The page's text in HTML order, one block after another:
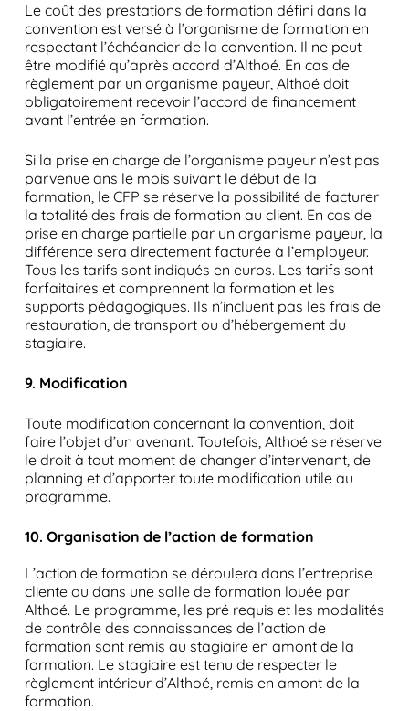
Le coût des prestations de formation défini dans la
convention est versé à l’organisme de formation en
respectant l’échéancier de la convention. Il ne peut
être modifié qu’après accord d’Althoé. En cas de
règlement par un organisme payeur, Althoé doit
obligatoirement recevoir l’accord de financement
avant l’entrée en formation.
Si la prise en charge de l’organisme payeur n’est pas
parvenue ans le mois suivant le début de la
formation, le CFP se réserve la possibilité de facturer
la totalité des frais de formation au client. En cas de
prise en charge partielle par un organisme payeur, la
différence sera directement facturée à l’employeur.
Tous les tarifs sont indiqués en euros. Les tarifs sont
forfaitaires et comprennent la formation et les
supports pédagogiques. Ils n’incluent pas les frais de
restauration, de transport ou d’hébergement du
stagiaire.
9. Modification
Toute modification concernant la convention, doit
faire l’objet d’un avenant. Toutefois, Althoé se réserve
le droit à tout moment de changer d’intervenant, de
planning et d’apporter toute modification utile au
programme.
10. Organisation de l’action de formation
L’action de formation se déroulera dans l’entreprise
cliente ou dans une salle de formation louée par
Althoé. Le programme, les pré requis et les modalités
de contrôle des connaissances de l’action de
formation sont remis au stagiaire en amont de la
formation. Le stagiaire est tenu de respecter le
règlement intérieur d’Althoé, remis en amont de la
formation.